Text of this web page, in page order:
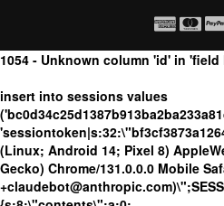
1054 - Unknown column 'id' in
insert into sessions values
(Linux; Android 14; Pixel 8)
Gecko) Chrome/131.0.0.0 Mobile